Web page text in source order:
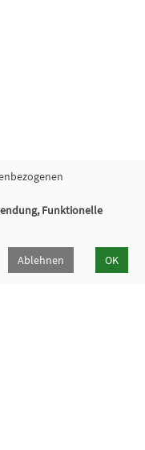
Funktionelle
Ablehnen OK